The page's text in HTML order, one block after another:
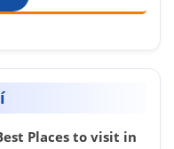
Places to visit in